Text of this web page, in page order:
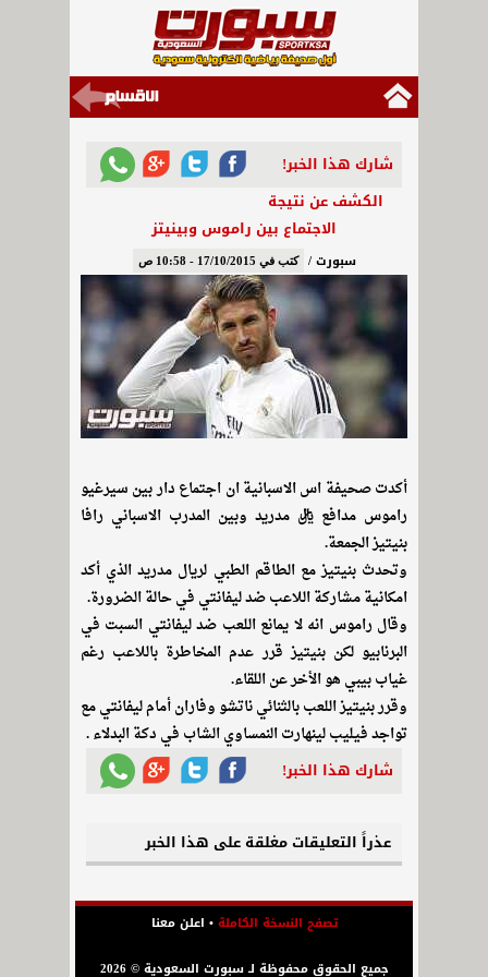
شارك هذا الخبر!
الكشف عن نتيجة
الاجتماع بين راموس وبينيتز
سبورت / كتب في 17/10/2015 - 10:58 ص
أكدت صحيفة اس الاسبانية ان اجتماع دار بين سيرغيو
راموس مدافع ريال مدريد وبين المدرب الاسباني رافا
بنيتيز الجمعة.
وتحدث بنيتيز مع الطاقم الطبي لريال مدريد الذي أكد
امكانية مشاركة اللاعب ضد ليفانتي في حالة الضرورة.
وقال راموس انه لا يمانع اللعب ضد ليفانتي السبت في
البرنابيو لكن بنيتيز قرر عدم المخاطرة باللاعب رغم
غياب بيبي هو الأخر عن اللقاء.
وقرر بنيتيز اللعب بالثنائي ناتشو وفاران أمام ليفانتي مع
تواجد فيليب لينهارت النمساوي الشاب في دكة البدلاء .
شارك هذا الخبر!
عذراً التعليقات مغلقة على هذا الخبر
تصفح النسخة الكاملة• اعلن معنا
جميع الحقوق محفوظة لـ سبورت السعودية © 2026